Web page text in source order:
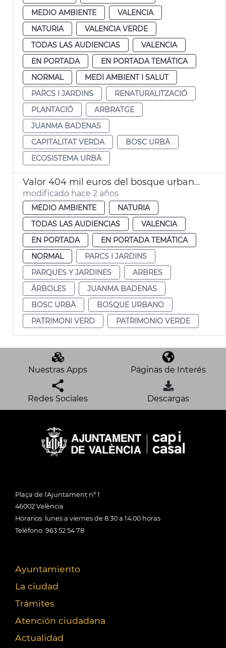
MEDIO AMBIENTE
VALENCIA
NATURIA
VALENCIA VERDE
TODAS LAS AUDIENCIAS
VALENCIA
EN PORTADA
EN PORTADA TEMÁTICA
NORMAL
MEDI AMBIENT I SALUT
PARCS I JARDINS
RENATURALITZACIÓ
PLANTACIÓ
ARBRATGE
JUANMA BADENAS
CAPITALITAT VERDA
BOSC URBÀ
ECOSISTEMA URBÀ
Valor 404 mil euros del bosque urbano de València
modificado hace 2 años
MEDIO AMBIENTE
NATURIA
TODAS LAS AUDIENCIAS
VALENCIA
EN PORTADA
EN PORTADA TEMÁTICA
NORMAL
PARCS I JARDINS
PARQUES Y JARDINES
ARBRES
ÁRBOLES
JUANMA BADENAS
BOSC URBÀ
BOSQUE URBANO
PATRIMONI VERD
PATRIMONIO VERDE
Nuestras Apps Páginas de Interés
Redes Sociales Descargas
Plaça de l'Ajuntament nº 1
46002 València
Horarios: lunes a viernes de 8:30 a 14:00 horas
Teléfono: 963 52 54 78
Ayuntamiento
La ciudad
Trámites
Atención ciudadana
Actualidad